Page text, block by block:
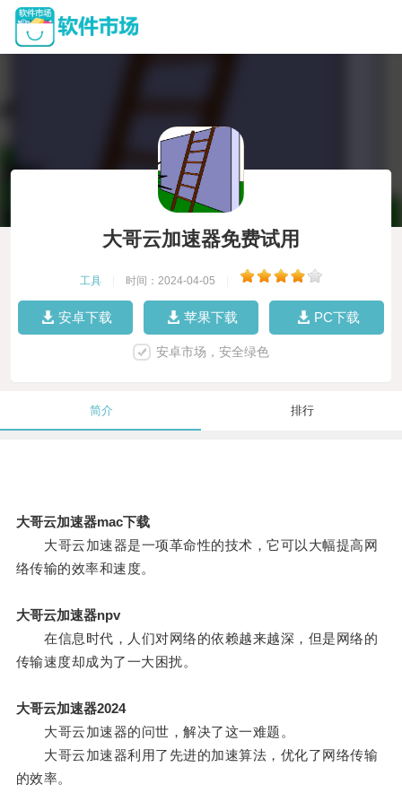
大哥云加速器免费试用
工具 时间：2024-04-05
安卓下载 苹果下载 PC下载
安卓市场，安全绿色
简介 排行
大哥云加速器mac下载
大哥云加速器是一项革命性的技术，它可以大幅提高网
络传输的效率和速度。
大哥云加速器npv
在信息时代，人们对网络的依赖越来越深，但是网络的
传输速度却成为了一大困扰。
大哥云加速器2024
大哥云加速器的问世，解决了这一难题。
大哥云加速器利用了先进的加速算法，优化了网络传输
的效率。